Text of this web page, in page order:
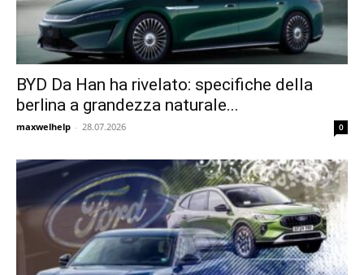
BYD Da Han ha rivelato: specifiche della
berlina a grandezza naturale...
maxwelhelp - 28.07.2026 0